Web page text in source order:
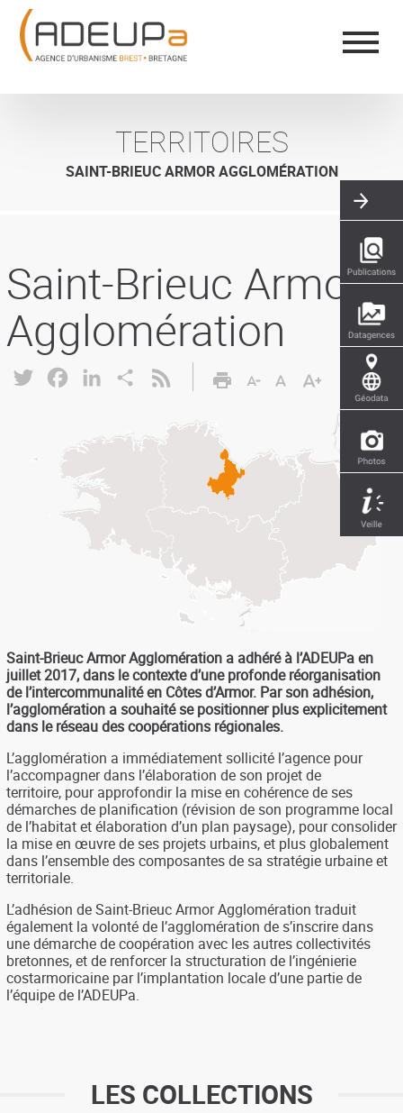
Aller
contenu
principal
TERRITOIRES
SAINT-BRIEUC ARMOR AGGLOMÉRATION
Saint-Brieuc Armor
Agglomération
Twitter FacebookLinkedInShare
Saint-Brieuc Armor Agglomération a adhéré à l’ADEUPa en
juillet 2017, dans le contexte d’une profonde réorganisation
de l’intercommunalité en Côtes d’Armor. Par son adhésion,
l’agglomération a souhaité se positionner plus explicitement
dans le réseau des coopérations régionales.
L’agglomération a immédiatement sollicité l’agence pour
l’accompagner dans l’élaboration de son projet de
territoire, pour approfondir la mise en cohérence de ses
démarches de planification (révision de son programme local
de l’habitat et élaboration d’un plan paysage), pour consolider
la mise en œuvre de ses projets urbains, et plus globalement
dans l’ensemble des composantes de sa stratégie urbaine et
territoriale.
L’adhésion de Saint-Brieuc Armor Agglomération traduit
également la volonté de l’agglomération de s’inscrire dans
une démarche de coopération avec les autres collectivités
bretonnes, et de renforcer la structuration de l’ingénierie
costarmoricaine par l’implantation locale d’une partie de
l’équipe de l’ADEUPa.
LES COLLECTIONS
Panneau de gestion des cookies